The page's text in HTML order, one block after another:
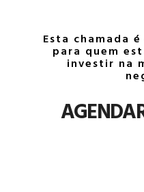
Esta chamada
para quem
investir na